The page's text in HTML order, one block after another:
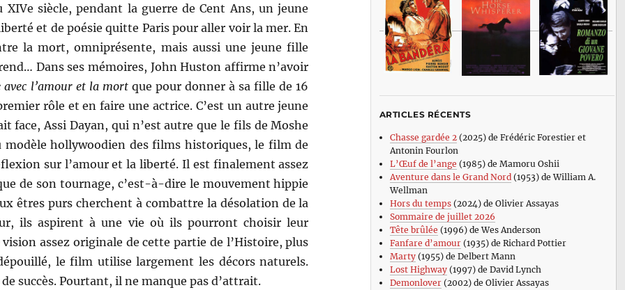
XIVe siècle, pendant la guerre de Cent Ans, un jeune
et de poésie quitte Paris pour aller voir la mer. En
la mort, omniprésente, mais aussi une jeune fille
Dans ses mémoires, John Huston affirme n’avoir
avec l’amour et la mortque pour donner à sa fille de 16
rôle et en faire une actrice. C’est un autre jeune
face, Assi Dayan, qui n’est autre que le fils de Moshe
modèle hollywoodien des films historiques, le film de
sur l’amour et la liberté. Il est finalement assez
de son tournage, c’est-à-dire le mouvement hippie
êtres purs cherchent à combattre la désolation de la
ils aspirent à une vie où ils pourront choisir leur
assez originale de cette partie de l’Histoire, plus
le film utilise largement les décors naturels.
de succès. Pourtant, il ne manque pas d’attrait.
ARTICLES RÉCENTS
Chasse gardée 2(2025) de Frédéric Forestier et
Antonin Fourlon
L’Œuf de l’ange (1985) de Mamoru Oshii
Aventure dans le Grand Nord(1953) de William A.
Wellman
Hors du temps(2024) de Olivier Assayas
Sommaire de juillet 2026
Tête brûlée (1996) de Wes Anderson
Fanfare d’amour(1935) de Richard Pottier
Marty(1955) de Delbert Mann
Lost Highway(1997) de David Lynch
Demonlover(2002) de Olivier Assayas